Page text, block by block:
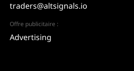
traders@altsignals.io
Offre publicitaire :
Advertising